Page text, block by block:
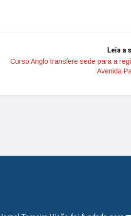
Leia a
Curso Anglo transfere sede para a
Avenida